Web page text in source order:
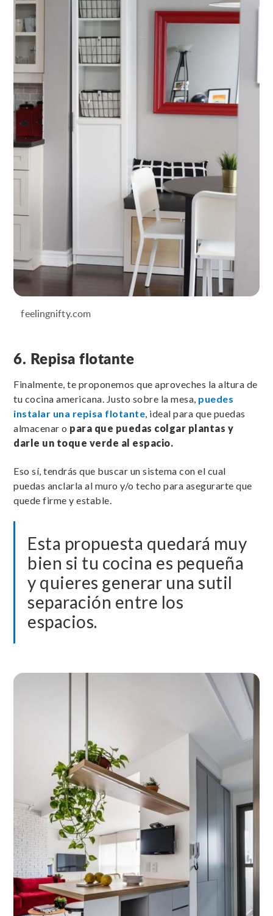
feelingnifty.com
6. Repisa flotante
Finalmente, te proponemos que aproveches la altura de
tu cocina americana. Justo sobre la mesa, puedes
instalar una repisa flotante, ideal para que puedas
almacenar o para que puedas colgar plantas y
darle un toque verde al espacio.
Eso sí, tendrás que buscar un sistema con el cual
puedas anclarla al muro y/o techo para asegurarte que
quede firme y estable.
Esta propuesta quedará muy
bien si tu cocina es pequeña
y quieres generar una sutil
separación entre los
espacios.